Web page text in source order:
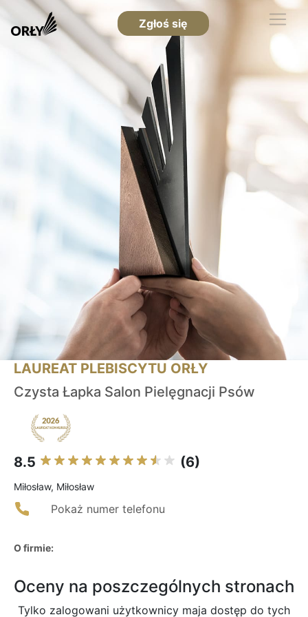
Zgłoś się
LAUREAT PLEBISCYTU ORŁY
Czysta Łapka Salon Pielęgnacji Psów
8.5 (6)
Miłosław, Miłosław
Pokaż numer telefonu
O firmie:
Oceny na poszczególnych stronach
Tylko zalogowani użytkownicy maja dostęp do tych